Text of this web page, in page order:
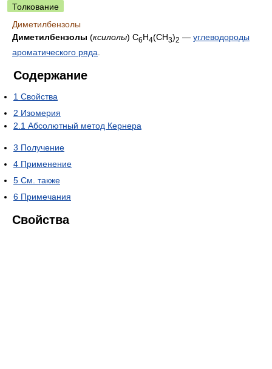
Толкование
Диметилбензолы
Диметилбензолы (ксилолы) C6H4(СН3)2 — углеводороды
ароматического ряда
Содержание
1 Свойства
2 Изомерия
2.1 Абсолютный метод Кернера
3 Получение
4 Применение
5 См. также
6 Примечания
Свойства